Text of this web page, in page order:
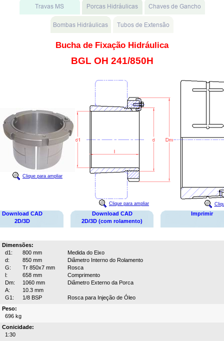
Bucha de Fixação Hidráulica
BGL OH 241/850H
Clique para ampliar
Clique para ampliar
Download CAD
2D/3D
Download CAD
2D/3D (com rolamento)
Imprimir
Dimensões:
d1:
800 mm
Medida do Eixo
d:
850 mm
Diâmetro Interno do Rolamento
G:
Tr 850x7 mm
Rosca
l:
658 mm
Comprimento
Dm:
1060 mm
Diâmetro Externo da Porca
A:
10.3 mm
G1:
1/8 BSP
Rosca para Injeção de Óleo
Peso:
696 kg
Conicidade:
1:30